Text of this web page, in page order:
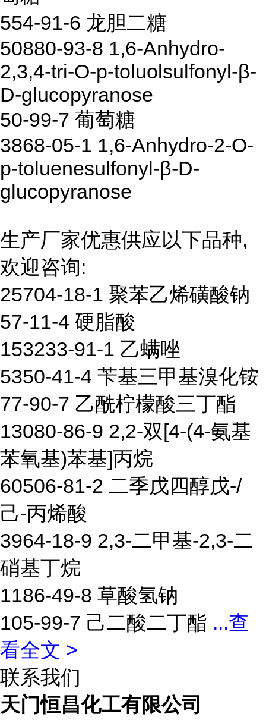
554-91-6 龙胆二糖
50880-93-8 1,6-Anhydro-
2,3,4-tri-O-p-toluolsulfonyl-β-
D-glucopyranose
50-99-7 葡萄糖
3868-05-1 1,6-Anhydro-2-O-
p-toluenesulfonyl-β-D-
glucopyranose
生产厂家优惠供应以下品种,
欢迎咨询:
25704-18-1 聚苯乙烯磺酸钠
57-11-4 硬脂酸
153233-91-1 乙螨唑
5350-41-4 苄基三甲基溴化铵
77-90-7 乙酰柠檬酸三丁酯
13080-86-9 2,2-双[4-(4-氨基
苯氧基)苯基]丙烷
60506-81-2 二季戊四醇戊-/
己-丙烯酸
3964-18-9 2,3-二甲基-2,3-二
硝基丁烷
1186-49-8 草酸氢钠
105-99-7 己二酸二丁酯 ...查
看全文 >
联系我们
天门恒昌化工有限公司